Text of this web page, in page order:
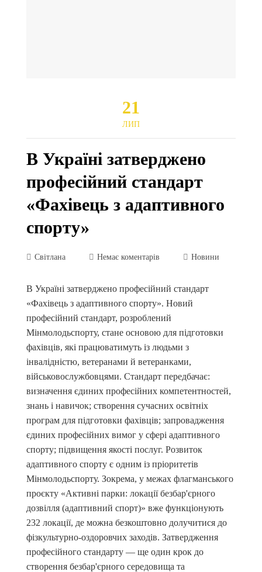
21
ЛИП
В Україні затверджено
професійний стандарт
«Фахівець з адаптивного
спорту»
Світлана Немає коментарів Новини
В Україні затверджено професійний стандарт
«Фахівець з адаптивного спорту». Новий
професійний стандарт, розроблений
Мінмолодьспорту, стане основою для підготовки
фахівців, які працюватимуть із людьми з
інвалідністю, ветеранами й ветеранками,
військовослужбовцями. Стандарт передбачає:
визначення єдиних професійних компетентностей,
знань і навичок; створення сучасних освітніх
програм для підготовки фахівців; запровадження
єдиних професійних вимог у сфері адаптивного
спорту; підвищення якості послуг. Розвиток
адаптивного спорту є одним із пріоритетів
Мінмолодьспорту. Зокрема, у межах флагманського
проєкту «Активні парки: локації безбар'єрного
дозвілля (адаптивний спорт)» вже функціонують
232 локації, де можна безкоштовно долучитися до
фізкультурно-оздоровчих заходів. Затвердження
професійного стандарту — ще один крок до
створення безбар'єрного середовища та